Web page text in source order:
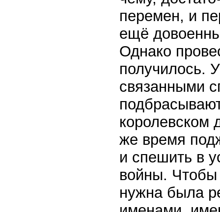
перемен, и
ещё
Однако
получилось.
связанными
королевском
же время
и спешить в
войны. Чтобы
нужна была